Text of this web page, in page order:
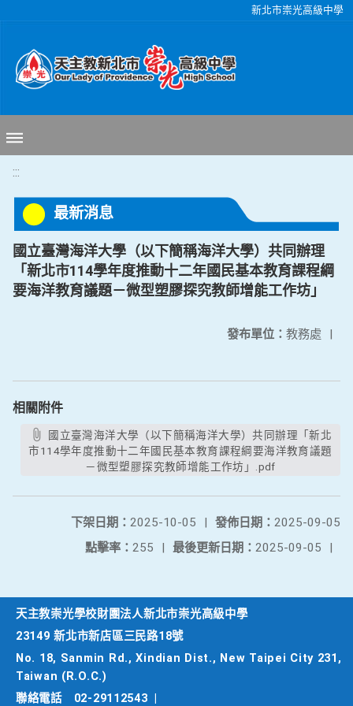
新北市崇光高級中學
:::
最新消息
國立臺灣海洋大學（以下簡稱海洋大學）共同辦理
「新北市114學年度推動十二年國民基本教育課程綱
要海洋教育議題－微型塑膠探究教師增能工作坊」
發布單位： 教務處 |
相關附件
市114學年度推動十二年國民基本教育課程綱要海洋教育議題
－微型塑膠探究教師增能工作坊」.pdf
發佈日期： 2025-09-05
下架日期： 2025-10-05
|
最後更新日期： 2025-09-05 |
點擊率： 255 |
天主教崇光學校財團法人新北市崇光高級中學
23149 新北市新店區三民路18號
No. 18, Sanmin Rd., Xindian Dist., New Taipei City 231,
Taiwan (R.O.C.)
聯絡電話
02-29112543